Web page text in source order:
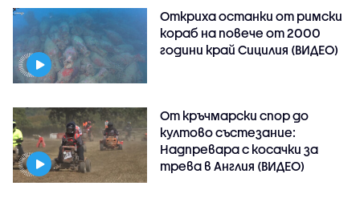
Откриха останки от римски
кораб на повече от 2000
години край Сицилия (ВИДЕО)
От кръчмарски спор до
култово състезание:
Надпревара с косачки за
трева в Англия (ВИДЕО)